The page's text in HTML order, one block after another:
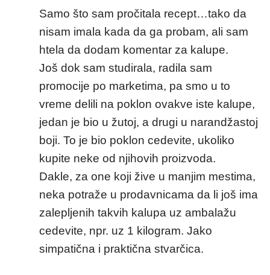
Samo što sam pročitala recept…tako da
nisam imala kada da ga probam, ali sam
htela da dodam komentar za kalupe.
Još dok sam studirala, radila sam
promocije po marketima, pa smo u to
vreme delili na poklon ovakve iste kalupe,
jedan je bio u žutoj, a drugi u narandžastoj
boji. To je bio poklon cedevite, ukoliko
kupite neke od njihovih proizvoda.
Dakle, za one koji žive u manjim mestima,
neka potraže u prodavnicama da li još ima
zalepljenih takvih kalupa uz ambalažu
cedevite, npr. uz 1 kilogram. Jako
simpatična i praktična stvarčica.